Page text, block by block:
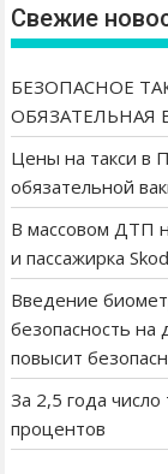
и
г
а
ц
и
я
п
о
з
а
п
и
с
я
м
Свежие
БЕЗОПАСНОЕ
ОБЯЗАТЕЛЬНАЯ
Цены на такси в
обязательной
В массовом ДТП
и пассажирка
Введение
безопасность на
повысит
За 2,5 года
процентов